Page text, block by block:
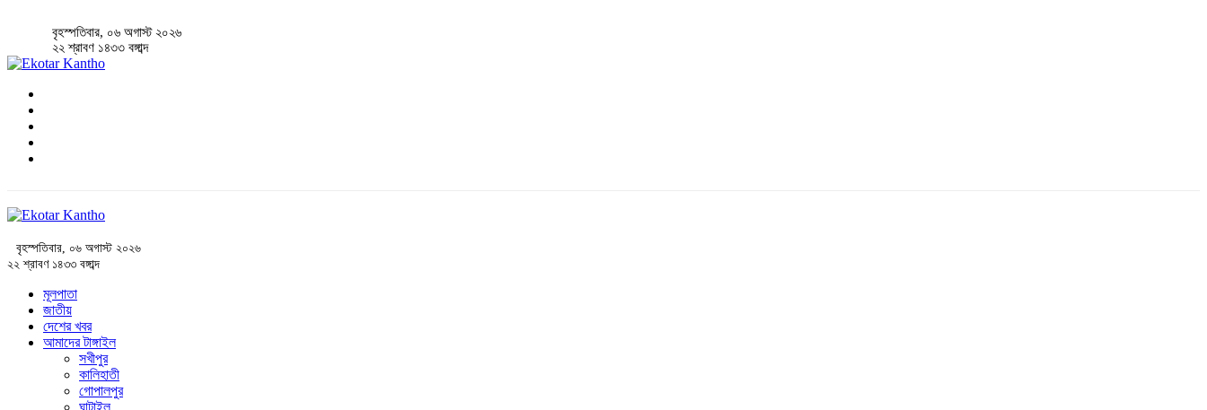
বৃহস্পতিবার, ০৬ অগাস্ট ২০২৬
২২ শ্রাবণ ১৪৩৩ বঙ্গাব্দ
বৃহস্পতিবার, ০৬ অগাস্ট ২০২৬
২২ শ্রাবণ ১৪৩৩ বঙ্গাব্দ
মূলপাতা
জাতীয়
দেশের খবর
আমাদের টাঙ্গাইল
সখীপুর
কালিহাতী
গোপালপুর
ঘাটাইল